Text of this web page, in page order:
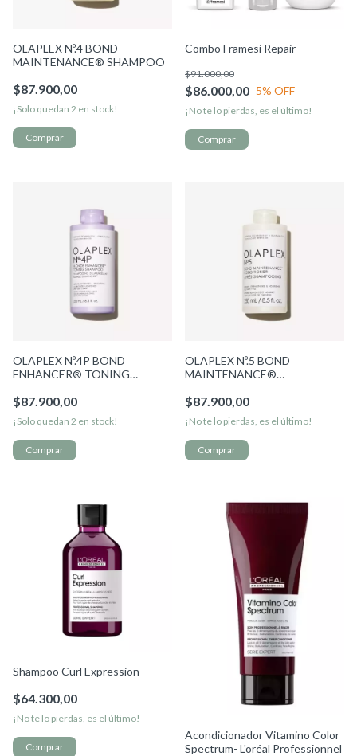
OLAPLEX Nº.4 BOND
MAINTENANCE® SHAMPOO
$87.900,00
¡Solo quedan 2 en stock!
Combo Framesi Repair
$86.000,00
$91.000,00
5% OFF
¡No te lo pierdas, es el último!
OLAPLEX Nº.4P BOND
ENHANCER® TONING
$87.900,00
¡Solo quedan 2 en stock!
OLAPLEX Nº.5 BOND
MAINTENANCE®
$87.900,00
¡No te lo pierdas, es el último!
Shampoo Curl Expression
$64.300,00
¡No te lo pierdas, es el último!
Acondicionador Vitamino Color
Spectrum- L'oréal Professionnel